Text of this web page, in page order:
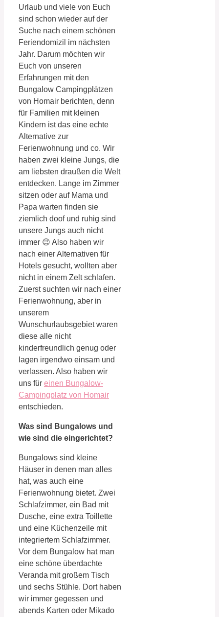
Urlaub und viele von Euch
sind schon wieder auf der
Suche nach einem schönen
Feriendomizil im nächsten
Jahr. Darum möchten wir
Euch von unseren
Erfahrungen mit den
Bungalow Campingplätzen
von Homair berichten, denn
für Familien mit kleinen
Kindern ist das eine echte
Alternative zur
Ferienwohnung und co. Wir
haben zwei kleine Jungs, die
am liebsten draußen die Welt
entdecken. Lange im Zimmer
sitzen oder auf Mama und
Papa warten finden sie
ziemlich doof und ruhig sind
unsere Jungs auch nicht
immer 😉 Also haben wir
nach einer Alternativen für
Hotels gesucht, wollten aber
nicht in einem Zelt schlafen.
Zuerst suchten wir nach einer
Ferienwohnung, aber in
unserem
Wunschurlaubsgebiet waren
diese alle nicht
kinderfreundlich genug oder
lagen irgendwo einsam und
verlassen. Also haben wir
uns für einen Bungalow-
Campingplatz von Homair
entschieden.
Was sind Bungalows und
wie sind die eingerichtet?
Bungalows sind kleine
Häuser in denen man alles
hat, was auch eine
Ferienwohnung bietet. Zwei
Schlafzimmer, ein Bad mit
Dusche, eine extra Toillette
und eine Küchenzeile mit
integriertem Schlafzimmer.
Vor dem Bungalow hat man
eine schöne überdachte
Veranda mit großem Tisch
und sechs Stühle. Dort haben
wir immer gegessen und
abends Karten oder Mikado